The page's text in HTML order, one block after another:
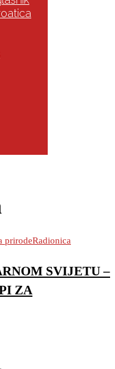
prirodeRadionica
SVIJETU –
ZA